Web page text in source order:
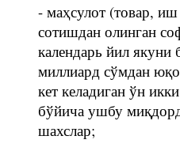
- маҳсулот (товар,
сотишдан олинган
календарь йил якуни
миллиард сўмдан
кет келадиган ўн
бўйича ушбу
шахслар;